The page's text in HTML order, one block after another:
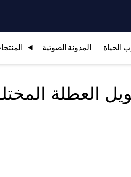
الحياة المدونة الصوتية
العطلة